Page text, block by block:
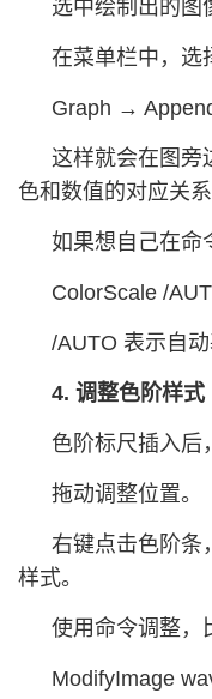
选中绘制出的图
在菜单栏中，选
Graph →
这样就会在图旁
色和数值的对应关系
如果想自己在命
ColorScale /
/AUTO 表示自
4. 调整色阶样式
色阶标尺插入后
拖动调整位置。
右键点击色阶条
样式。
使用命令调整，
ModifyImage